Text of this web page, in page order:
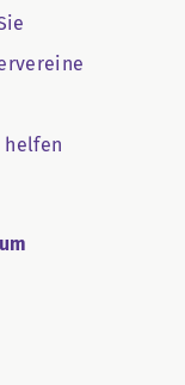
helfen